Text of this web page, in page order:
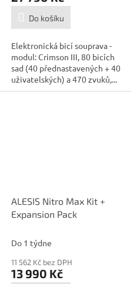
Do košíku
Elektronická bicí souprava -
modul: Crimson III, 80 bicích
sad (40 přednastavených + 40
uživatelských) a 470 zvuků,...
ALESIS Nitro Max Kit +
Expansion Pack
Do 1 týdne
11 562 Kč bez DPH
13 990 Kč